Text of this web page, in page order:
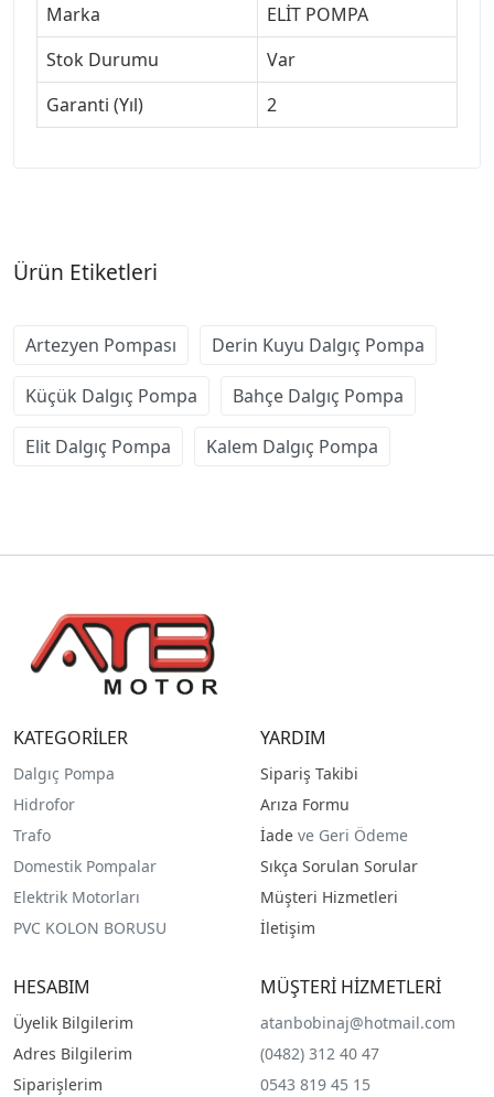
Marka
ELİT POMPA
Stok Durumu
Var
Garanti (Yıl)
2
Ürün Etiketleri
Artezyen Pompası Derin Kuyu Dalgıç Pompa
Küçük Dalgıç Pompa Bahçe Dalgıç Pompa
Elit Dalgıç Pompa Kalem Dalgıç Pompa
KATEGORİLER
Dalgıç Pompa
Hidrofor
Trafo
Domestik Pompalar
Elektrik Motorları
PVC KOLON BORUSU
YARDIM
Sipariş Takibi
Arıza Formu
İade ve Geri Ödeme
Sıkça Sorulan Sorular
Müşteri Hizmetleri
İletişim
HESABIM
Üyelik Bilgilerim
Adres Bilgilerim
Siparişlerim
MÜŞTERİ HİZMETLERİ
atanbobinaj@hotmail.com
(0482) 312 40 47
0543 819 45 15